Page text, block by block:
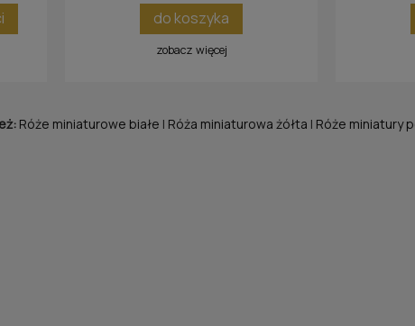
do koszyka
zobacz więcej
Róże miniaturowe białe | Róża miniaturowa żółta | Róże miniatury